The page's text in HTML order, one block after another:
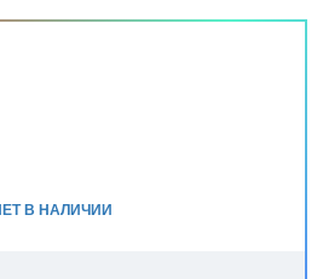
В НАЛИЧИИ